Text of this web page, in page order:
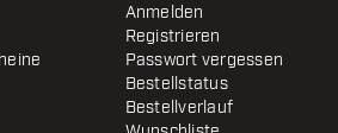
Anmelden
Registrieren
Passwort vergessen
Bestellstatus
Bestellverlauf